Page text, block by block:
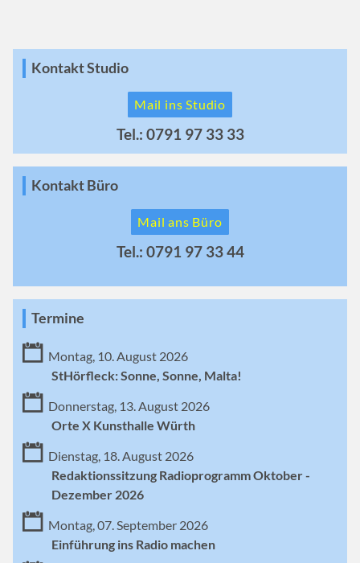
Kontakt Studio
Mail ins Studio
Tel.: 0791 97 33 33
Kontakt Büro
Mail ans Büro
Tel.: 0791 97 33 44
Termine
Montag, 10. August 2026
StHörfleck: Sonne, Sonne, Malta!
Donnerstag, 13. August 2026
Orte X Kunsthalle Würth
Dienstag, 18. August 2026
Redaktionssitzung Radioprogramm Oktober -
Dezember 2026
Montag, 07. September 2026
Einführung ins Radio machen